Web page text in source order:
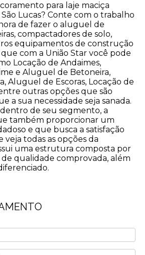
para laje maciça
Lucas? Conte com o trabalho
de fazer o aluguel de
compactadores de solo,
equipamentos de construção
com a União Star você pode
Locação de Andaimes,
e Aluguel de Betoneira,
Aluguel de Escoras, Locação de
outras opções que são
a sua necessidade seja sanada.
de seu segmento, a
também proporcionar um
e que busca a satisfação
veja todas as opções da
uma estrutura composta por
qualidade comprovada, além